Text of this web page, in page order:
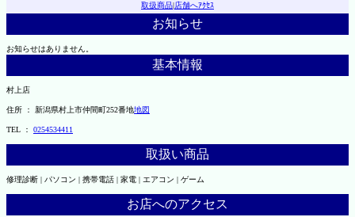
取扱商品|店舗へｱｸｾｽ
お知らせ
お知らせはありません。
基本情報
村上店
住所 ： 新潟県村上市仲間町252番地地図
TEL ： 0254534411
取扱い商品
修理診断 | パソコン | 携帯電話 | 家電 | エアコン | ゲーム
お店へのアクセス